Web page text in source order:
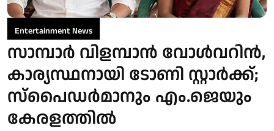
Entertainment News
സാമ്പാർ വിളമ്പാൻ വോൾവറിൻ,
കാര്യസ്ഥനായി ടോണി സ്റ്റാർക്ക്;
സ്പൈഡർമാനും എം.ജെയും
കേരളത്തിൽ